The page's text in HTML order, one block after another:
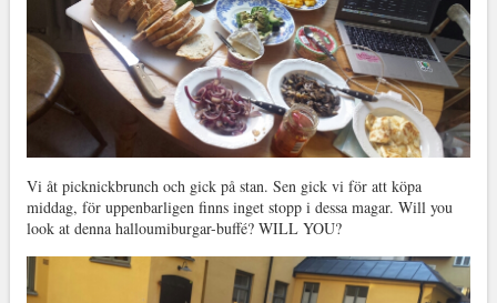
Vi åt picknickbrunch och gick på stan. Sen gick vi för att köpa
middag, för uppenbarligen finns inget stopp i dessa magar. Will you
look at denna halloumiburgar-buffé? WILL YOU?